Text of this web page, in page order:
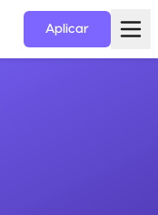
Aplicar